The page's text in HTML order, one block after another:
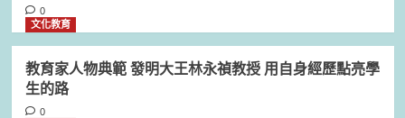
0
文化教育
教育家人物典範 發明大王林永禎教授 用自身經歷點亮學
生的路
0